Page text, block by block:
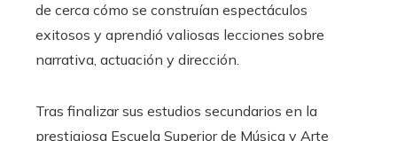
de cerca cómo se construían espectáculos
exitosos y aprendió valiosas lecciones sobre
narrativa, actuación y dirección.
Tras finalizar sus estudios secundarios en la
prestigiosa Escuela Superior de Música y Arte